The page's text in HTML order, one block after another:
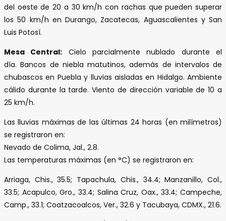
del oeste de 20 a 30 km/h con rachas que pueden superar
los 50 km/h en Durango, Zacatecas, Aguascalientes y San
Luis Potosí.
Mesa Central: Cielo parcialmente nublado durante el
día. Bancos de niebla matutinos, además de intervalos de
chubascos en Puebla y lluvias aisladas en Hidalgo. Ambiente
cálido durante la tarde. Viento de dirección variable de 10 a
25 km/h.
Las lluvias máximas de las últimas 24 horas (en milímetros)
se registraron en:
Nevado de Colima, Jal., 2.8.
Las temperaturas máximas (en °C) se registraron en:
Arriaga, Chis., 35.5; Tapachula, Chis., 34.4; Manzanillo, Col.,
33.5; Acapulco, Gro., 33.4; Salina Cruz, Oax., 33.4; Campeche,
Camp., 33.1; Coatzacoalcos, Ver., 32.6 y Tacubaya, CDMX., 21.6.